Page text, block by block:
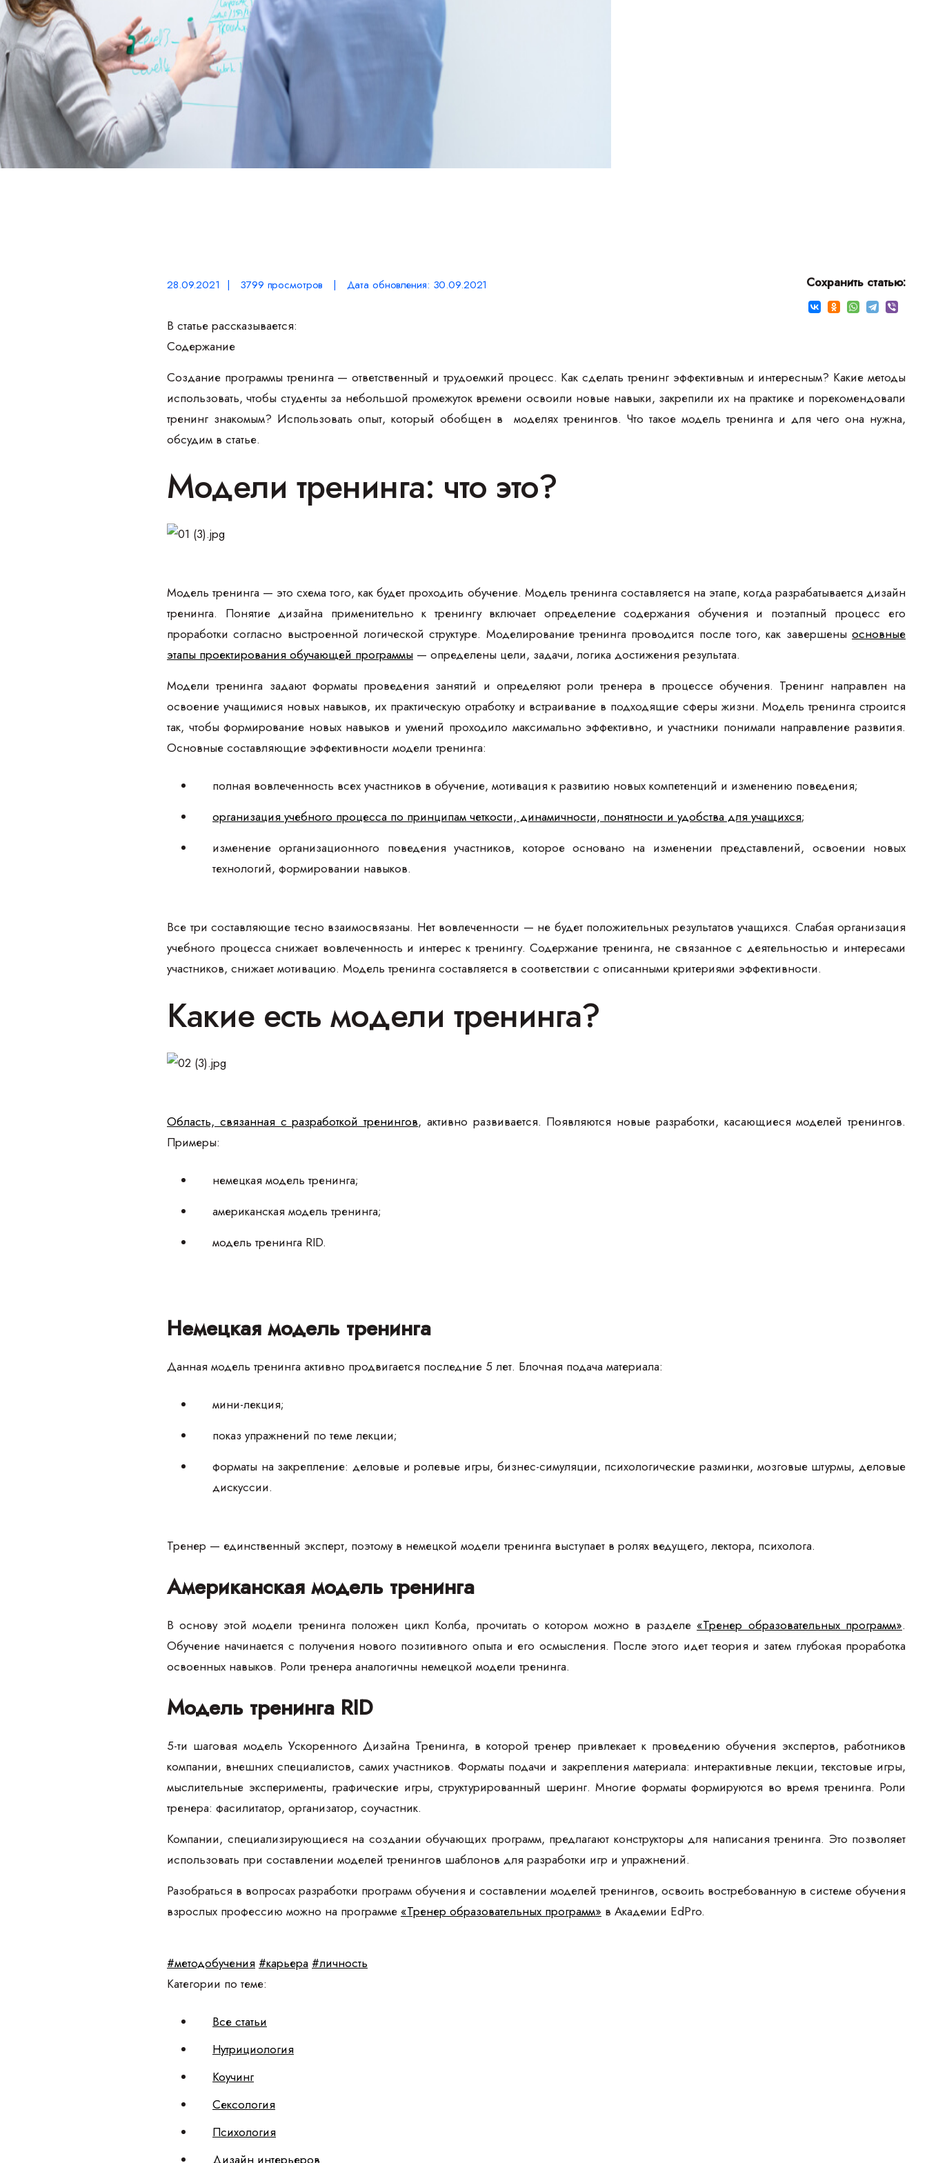
28.09.2021 | 3799 просмотров | Дата обновления: 30.09.2021 Сохранить статью:
В статье рассказывается:
Содержание
Создание программы тренинга — ответственный и трудоемкий процесс. Как сделать тренинг эффективным и интересным? Какие методы
использовать, чтобы студенты за небольшой промежуток времени освоили новые навыки, закрепили их на практике и порекомендовали
тренинг знакомым? Использовать опыт, который обобщен в моделях тренингов. Что такое модель тренинга и для чего она нужна,
обсудим в статье.
Модели тренинга: что это?
Модель тренинга — это схема того, как будет проходить обучение. Модель тренинга составляется на этапе, когда разрабатывается дизайн
тренинга. Понятие дизайна применительно к тренингу включает определение содержания обучения и поэтапный процесс его
проработки согласно выстроенной логической структуре. Моделирование тренинга проводится после того, как завершены основные
этапы проектирования обучающей программы — определены цели, задачи, логика достижения результата.
Модели тренинга задают форматы проведения занятий и определяют роли тренера в процессе обучения. Тренинг направлен на
освоение учащимися новых навыков, их практическую отработку и встраивание в подходящие сферы жизни. Модель тренинга строится
так, чтобы формирование новых навыков и умений проходило максимально эффективно, и участники понимали направление развития.
Основные составляющие эффективности модели тренинга:
полная вовлеченность всех участников в обучение, мотивация к развитию новых компетенций и изменению поведения;
организация учебного процесса по принципам четкости, динамичности, понятности и удобства для учащихся;
изменение организационного поведения участников, которое основано на изменении представлений, освоении новых
технологий, формировании навыков.
Все три составляющие тесно взаимосвязаны. Нет вовлеченности — не будет положительных результатов учащихся. Слабая организация
учебного процесса снижает вовлеченность и интерес к тренингу. Содержание тренинга, не связанное с деятельностью и интересами
участников, снижает мотивацию. Модель тренинга составляется в соответствии с описанными критериями эффективности.
Какие есть модели тренинга?
Область, связанная с разработкой тренингов, активно развивается. Появляются новые разработки, касающиеся моделей тренингов.
Примеры:
немецкая модель тренинга;
американская модель тренинга;
модель тренинга RID.
Немецкая модель тренинга
Данная модель тренинга активно продвигается последние 5 лет. Блочная подача материала:
мини-лекция;
показ упражнений по теме лекции;
форматы на закрепление: деловые и ролевые игры, бизнес-симуляции, психологические разминки, мозговые штурмы, деловые
дискуссии.
Тренер — единственный эксперт, поэтому в немецкой модели тренинга выступает в ролях ведущего, лектора, психолога.
Американская модель тренинга
В основу этой модели тренинга положен цикл Колба, прочитать о котором можно в разделе«Тренер образовательных программ».
Обучение начинается с получения нового позитивного опыта и его осмысления. После этого идет теория и затем глубокая проработка
освоенных навыков. Роли тренера аналогичны немецкой модели тренинга.
Модель тренинга RID
5-ти шаговая модель Ускоренного Дизайна Тренинга, в которой тренер привлекает к проведению обучения экспертов, работников
компании, внешних специалистов, самих участников. Форматы подачи и закрепления материала: интерактивные лекции, текстовые игры,
мыслительные эксперименты, графические игры, структурированный шеринг. Многие форматы формируются во время тренинга. Роли
тренера: фасилитатор, организатор, соучастник.
Компании, специализирующиеся на создании обучающих программ, предлагают конструкторы для написания тренинга. Это позволяет
использовать при составлении моделей тренингов шаблонов для разработки игр и упражнений.
Разобраться в вопросах разработки программ обучения и составлении моделей тренингов, освоить востребованную в системе обучения
взрослых профессию можно на программе «Тренер образовательных программ» в Академии EdPro.
#методобучения #карьера #личность
Категории по теме:
Все статьи
Нутрициология
Коучинг
Сексология
Психология
Дизайн интерьеров